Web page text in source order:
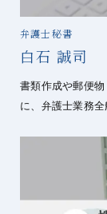
弁護士秘書
白石 誠司
書類作成や郵便
に、弁護士業務全